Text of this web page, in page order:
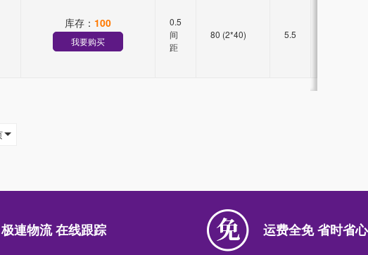
库存： 100
我要购买
0.5
间
距
80 (2*40) 5.5
极連物流 在线跟踪 运费全免 省时省心